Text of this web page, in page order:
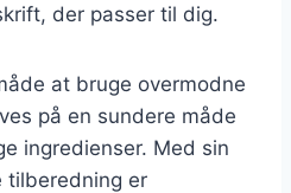
der passer til dig.
at bruge overmodne
på en sundere måde
ingredienser. Med sin
tilberedning er